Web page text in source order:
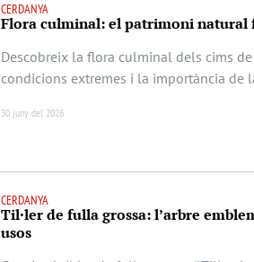
CERDANYA
Flora culminal: el patrimoni natural
Descobreix la flora culminal dels cims
condicions extremes i la importància de
30 juny del 2026
CERDANYA
Til·ler de fulla grossa: l’arbre
usos